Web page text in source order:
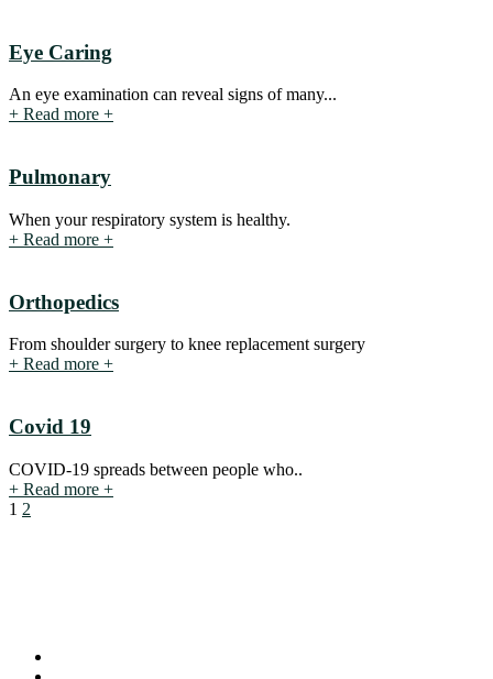
Eye Caring
An eye examination can reveal signs of many...
+ Read more +
Pulmonary
When your respiratory system is healthy.
+ Read more +
Orthopedics
From shoulder surgery to knee replacement surgery
+ Read more +
Covid 19
COVID-19 spreads between people who..
+ Read more +
1 2